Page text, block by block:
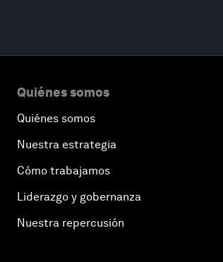
Quiénes somos
Quiénes somos
Nuestra estrategia
Cómo trabajamos
Liderazgo y gobernanza
Nuestra repercusión